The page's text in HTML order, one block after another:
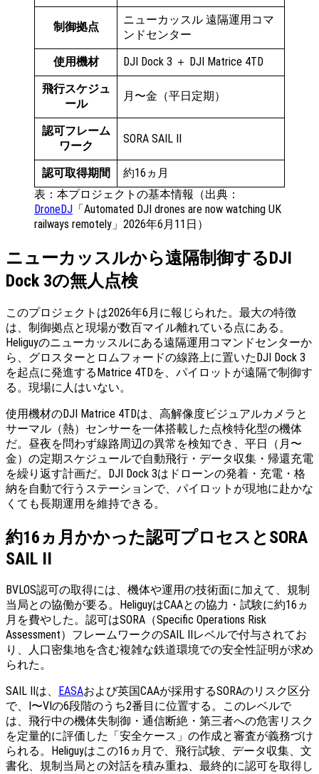
制御拠点
ニューカッスル 遠隔運用コマ
ンドセンター
使用機材
DJI Dock 3 ＋ DJI Matrice 4TD
飛行スケジュ
ール
月〜金（平日定期）
認可フレーム
ワーク
SORA SAIL II
認可取得期間
約16ヵ月
表：本プロジェクトの基本情報（出典：
DroneDJ 「Automated DJI drones are now watching UK
railways remotely」2026年6月11日）
ニューカッスルから遠隔制御するDJI
Dock 3の無人点検
このプロジェクトは2026年6月に報じられた。最大の特徴
は、制御拠点と現場が数百マイル離れている点にある。
Heliguyのニューカッスルにある遠隔運用コマンドセンターか
ら、グロスターとロムフォードの線路上に置いたDJI Dock 3
を起点に発進するMatrice 4TDを、パイロットが遠隔で制御す
る。現場に人はいない。
使用機材のDJI Matrice 4TDは、高解像度ビジュアルカメラと
サーマル（熱）センサーを一体搭載した点検特化型の機体
だ。昼夜を問わず線路周辺の異常を検知でき、平日（月〜
金）の定期スケジュールで自動飛行・データ収集・帰還充電
を繰り返す計画だ。DJI Dock 3はドローンの発着・充電・格
納を自動で行うステーションで、パイロットが現地に赴かな
くても長期運用を維持できる。
約16ヵ月かかった認可プロセスとSORA
SAIL II
BVLOS認可の取得には、機体や運用の技術面に加えて、規制
当局との協働が要る。HeliguyはCAAとの協力・試験に約16ヵ
月を費やした。認可はSORA（Specific Operations Risk
Assessment）フレームワークのSAIL IIレベルで付与されてお
り、人口密集地を含む複雑な鉄道環境での安全性証明が求め
られた。
SAIL IIは、
EASAおよび英国CAAが採用するSORAのリスク区分
で、I〜VIの6段階のうち2番目に位置する。このレベルで
は、飛行中の機体失制御・通信断絶・第三者への危害リスク
を定量的に評価した「安全ケース」の作成と審査が義務づけ
られる。Heliguyはこの16ヵ月で、飛行試験、データ収集、文
書化、規制当局との対話を積み重ね、最終的に認可を取得し